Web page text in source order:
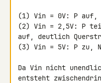
(1) Vin = 0V: P auf,
(2) Vin = 2,5V: P
auf, deutlich
(3) Vin = 5V: P zu,
Da Vin nicht
entsteht